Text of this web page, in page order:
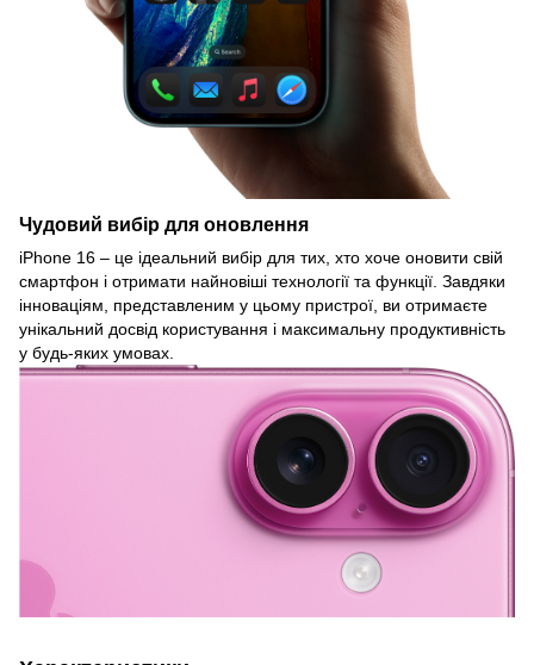
Чудовий вибір для оновлення
iPhone 16 – це ідеальний вибір для тих, хто хоче оновити свій
смартфон і отримати найновіші технології та функції. Завдяки
інноваціям, представленим у цьому пристрої, ви отримаєте
унікальний досвід користування і максимальну продуктивність
у будь-яких умовах.